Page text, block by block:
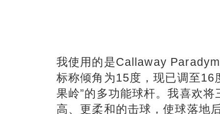
我使用的是Callaway
标称倾角为15度，现已调至16
果岭”的多功能球杆。我喜欢
高、更柔和的击球，使球落地